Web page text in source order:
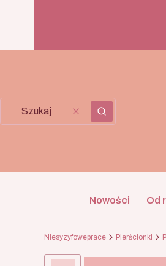
WyczyśćSzukaj
Nowości Od
Niesyzyfoweprace Pierścionki